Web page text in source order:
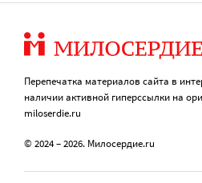
Перепечатка материалов сайта в
наличии активной гиперссылки на
miloserdie.ru
© 2024 – 2026. Милосердие.ru